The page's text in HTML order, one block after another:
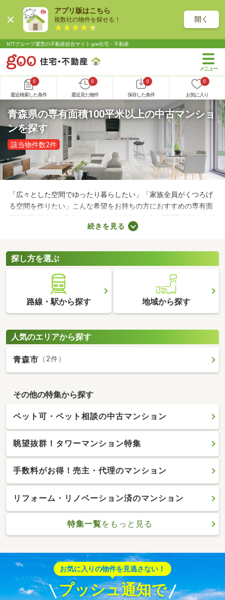
アプリ版はこちら
複数社の物件を探せる！ 開く
NTTグループ運営の不動産総合サイト goo住宅・不動産
0
最近検索した条件
0
最近見た物件
0
保存した条件
0
お気に入り
青森県の専有面積100平米以上の中古マンショ
ンを探す
該当物件数2件
「広々とした空間でゆったり暮らしたい」「家族全員がくつろげ
る空間を作りたい」こんな希望をお持ちの方におすすめの専有面
積100平米以上の中古マンションを紹介します。100平米以上の物
件は、4人家族がゆったり暮らす広さとして最適。立地や物件設
てくださいね。
続きを見る
探し方を選ぶ
路線・駅から探す 地域から探す
人気のエリアから探す
青森市 （2件）
その他の特集から探す
ペット可・ペット相談の中古マンション
眺望抜群！タワーマンション特集
手数料がお得！売主・代理のマンション
リフォーム・リノベーション済のマンション
特集一覧をもっと見る
お気に入りの物件を見逃さない！
プッシュ通知で